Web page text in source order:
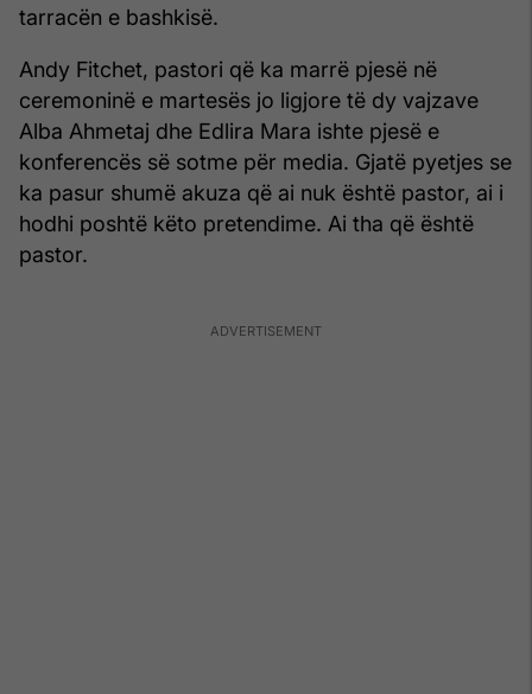
tarracën e bashkisë.
Andy Fitchet, pastori që ka marrë pjesë në
ceremoninë e martesës jo ligjore të dy vajzave
Alba Ahmetaj dhe Edlira Mara ishte pjesë e
konferencës së sotme për media. Gjatë pyetjes se
ka pasur shumë akuza që ai nuk është pastor, ai i
hodhi poshtë këto pretendime. Ai tha që është
pastor.